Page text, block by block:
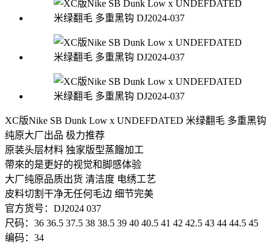
XC版Nike SB Dunk Low x UNDEFDATED 米绿翻毛 多重黑钩
纯原大厂出品 极力推荐
原装头层材料 独家版型蒸餾加工
帶來的是更好的视觉和脚感体验
大厂纯原品质出货 清洁度 电绣工艺
皮料切割干净无任何毛边 细节完美
官方货号：DJ2024 037
尺码：36 36.5 37.5 38 38.5 39 40 40.5 41 42 42.5 43 44 44.5 45
编码：34